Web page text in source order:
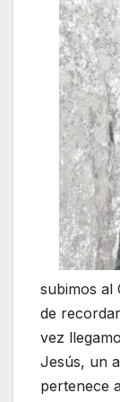
subimos al
de
vez
Jesús, un
pertenece